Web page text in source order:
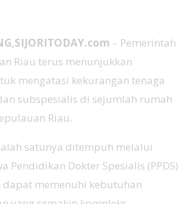
– Pemerintah
Riau terus menunjukkan
mengatasi kekurangan tenaga
subspesialis di sejumlah rumah
Riau.
satunya ditempuh melalui
Pendidikan Dokter Spesialis (PPDS)
memenuhi kebutuhan